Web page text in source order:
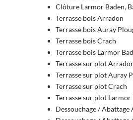
Clôture Larmor Baden,
Terrasse bois Arradon
Terrasse bois Auray
Terrasse bois Crach
Terrasse bois Larmor
Terrasse sur plot
Terrasse sur plot Auray
Terrasse sur plot Crach
Terrasse sur plot Larmor
Dessouchage / Abattage